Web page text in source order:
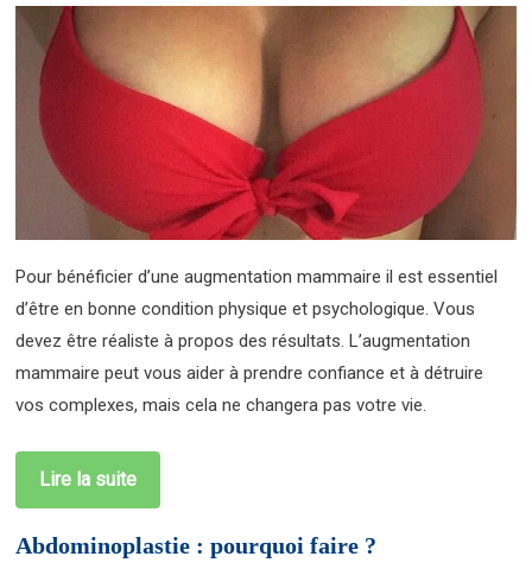
Pour bénéficier d’une augmentation mammaire il est essentiel
d’être en bonne condition physique et psychologique. Vous
devez être réaliste à propos des résultats. L’augmentation
mammaire peut vous aider à prendre confiance et à détruire
vos complexes, mais cela ne changera pas votre vie.
Lire la suite
Abdominoplastie : pourquoi faire ?